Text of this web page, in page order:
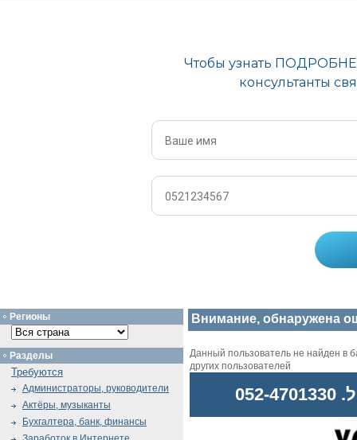
Внимание, обнаружена
Данный пользователь не найден в
других пользователей
Регионы
Разделы
Требуются
Администраторы, руководители
Актёры, музыканты
Бухгалтера, банк, финансы